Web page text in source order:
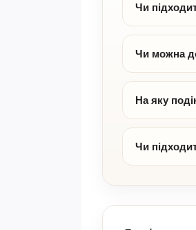
Чи
Чи можна
На яку
Чи